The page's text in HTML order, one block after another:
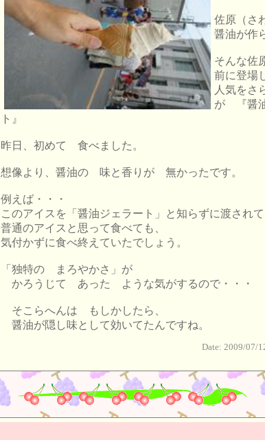
佐原（さ
醤油が作
そんな佐
前に登場
人気をさ
が 『醤
ト』
昨日、初めて 食べました。
想像より、醤油の 味と香りが 無かったです。
例えば・・・
このアイスを「醤油ジェラート」と知らずに渡されて
普通のアイスと思って食べても、
気付かずに食べ終えていたでしょう。
「独特の まろやかさ」が
かろうじて あった ような気がするので・・・
そこらへんは もしかしたら、
醤油が隠し味として効いてたんですね。
Date: 2009/07/